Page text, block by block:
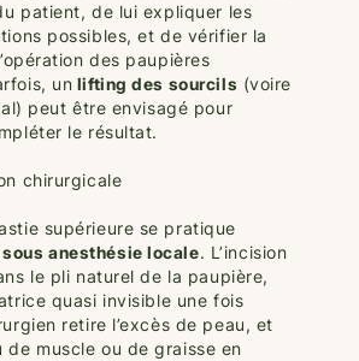
patient, de lui expliquer les
possibles, et de vérifier la
des paupières
un lifting des sourcils (voire
peut être envisagé pour
le résultat.
chirurgicale
supérieure se pratique
sous anesthésie locale. L’incision
le pli naturel de la paupière,
quasi invisible une fois
retire l’excès de peau, et
de muscle ou de graisse en